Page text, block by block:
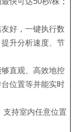
好，一键执行数
升分析速度、节
直观、高效地控
位置等并能实时
支持室内任意位置